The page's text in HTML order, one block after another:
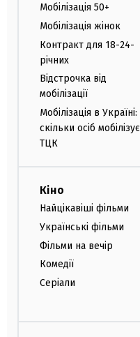
Мобілізація 50+
Мобілізація жінок
Контракт для 18-24-
річних
Відстрочка від
мобілізації
Мобілізація в Україні:
скільки осіб мобілізує
ТЦК
Кіно
Найцікавіші фільми
Українські фільми
Фільми на вечір
Комедії
Серіали